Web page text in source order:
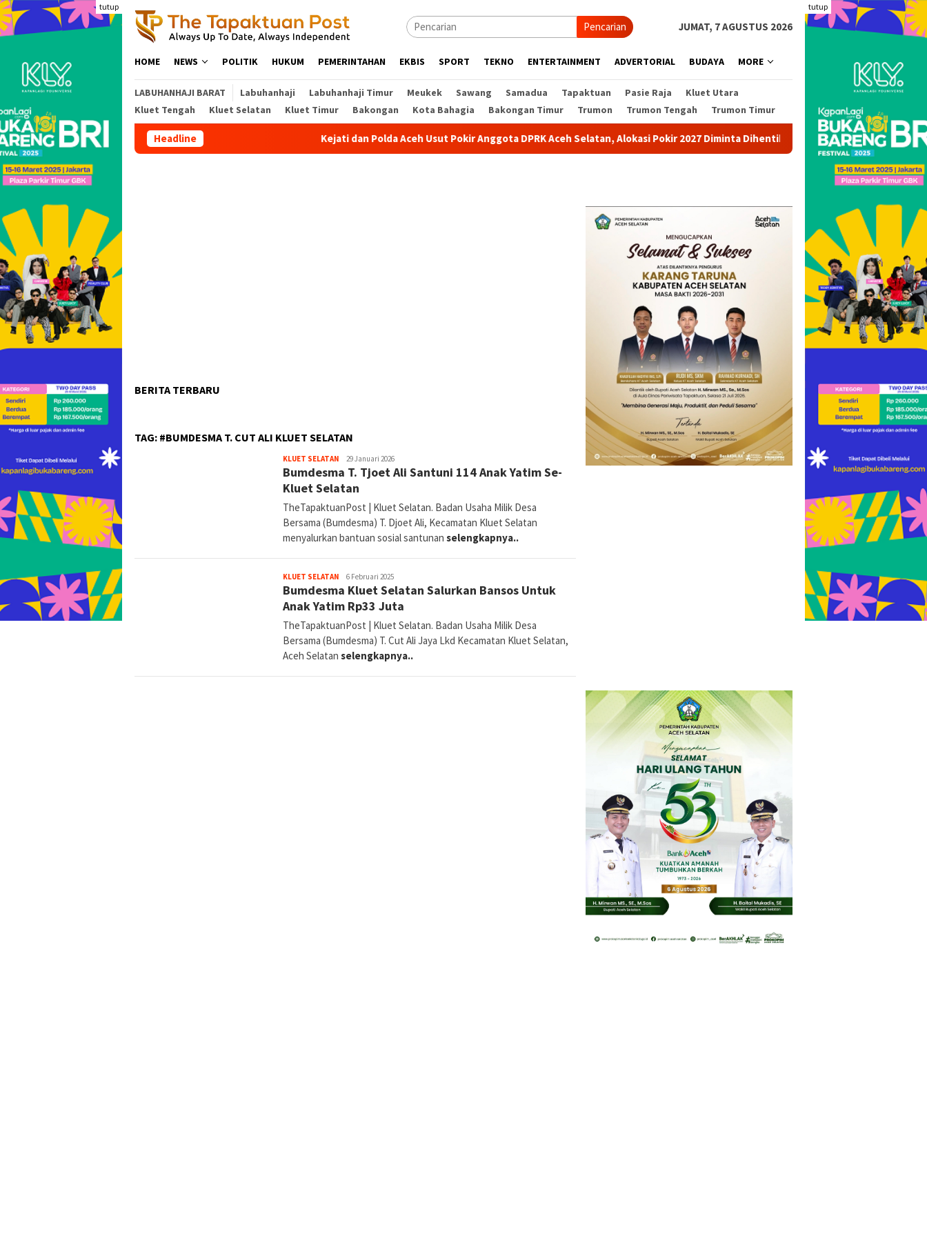
Loncat
ke
konten
tutup tutup
Pencarian JUMAT, 7 AGUSTUS 2026
HOME NEWS POLITIK HUKUM PEMERINTAHAN EKBIS SPORT TEKNO ENTERTAINMENT ADVERTORIAL BUDAYA MORE
LABUHANHAJI BARAT Labuhanhaji Labuhanhaji Timur Meukek Sawang Samadua Tapaktuan Pasie Raja
Kluet Utara
Kluet Tengah
Kluet Selatan Kluet Timur Bakongan Kota Bahagia Bakongan Timur Trumon Trumon Tengah Trumon Timur
Headline Kejati dan Polda Aceh Usut Pokir Anggota DPRK Aceh Selatan, Alokasi Pokir 2027 Diminta Dihentikan Pohon Besar Tumbang
BERITA TERBARU
TAG: #BUMDESMA T. CUT ALI KLUET SELATAN
KLUET SELATAN Redaksi
29 Januari 2026
Bumdesma T. Tjoet Ali Santuni 114 Anak Yatim Se-
Kluet Selatan
TheTapaktuanPost | Kluet Selatan. Badan Usaha Milik Desa
Bersama (Bumdesma) T. Djoet Ali, Kecamatan Kluet Selatan
menyalurkan bantuan sosial santunan selengkapnya..
KLUET SELATAN Redaksi
6 Februari 2025
Bumdesma Kluet Selatan Salurkan Bansos Untuk
Anak Yatim Rp33 Juta
TheTapaktuanPost | Kluet Selatan. Badan Usaha Milik Desa
Bersama (Bumdesma) T. Cut Ali Jaya Lkd Kecamatan Kluet Selatan,
Aceh Selatan selengkapnya..